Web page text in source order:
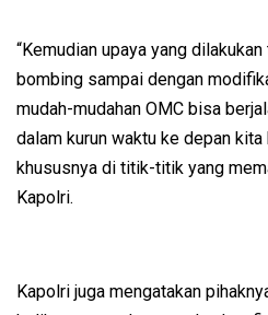
“Kemudian upaya yang
bombing sampai dengan
mudah-mudahan OMC bisa
dalam kurun waktu ke depan kita
khususnya di titik-titik yang
Kapolri.
Kapolri juga mengatakan